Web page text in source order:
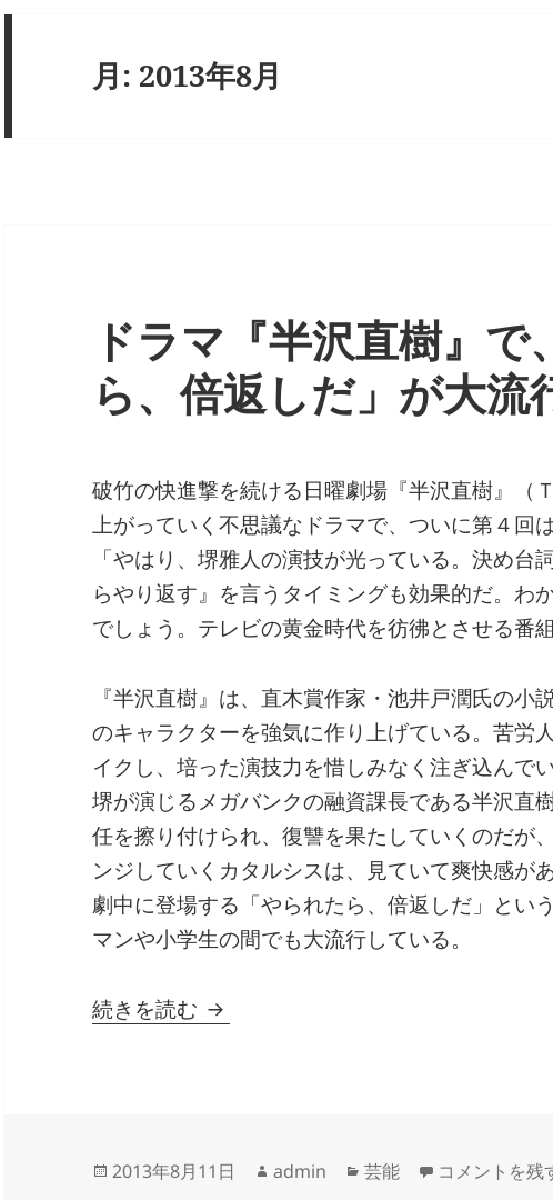
月: 2013年8月
ドラマ『半沢直樹』で
ら、倍返しだ」が大流
破竹の快進撃を続ける日曜劇場『半沢直樹』（
上がっていく不思議なドラマで、ついに第４回
「やはり、堺雅人の演技が光っている。決め台
らやり返す』を言うタイミングも効果的だ。わ
でしょう。テレビの黄金時代を彷彿とさせる番
『半沢直樹』は、直木賞作家・池井戸潤氏の小
のキャラクターを強気に作り上げている。苦労
イクし、培った演技力を惜しみなく注ぎ込んでい
堺が演じるメガバンクの融資課長である半沢直
任を擦り付けられ、復讐を果たしていくのだが
ンジしていくカタルシスは、見ていて爽快感があ
劇中に登場する「やられたら、倍返しだ」とい
マンや小学生の間でも大流行している。
続きを読む ドラマ『半沢直樹』で、「やられた
投
2013年8月11日
作
admin
カ
芸能 ドラマ『半沢
コメントを残